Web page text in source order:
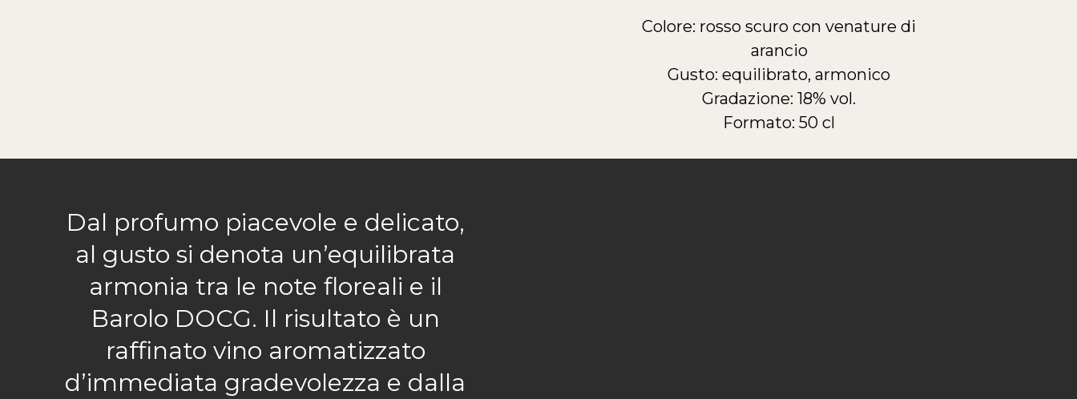
Colore: rosso scuro con venature di
arancio
Gusto: equilibrato, armonico
Gradazione: 18% vol.
Formato: 50 cl
Dal profumo piacevole e delicato,
al gusto si denota un’equilibrata
armonia tra le note floreali e il
Barolo DOCG. Il risultato è un
raffinato vino aromatizzato
d’immediata gradevolezza e dalla